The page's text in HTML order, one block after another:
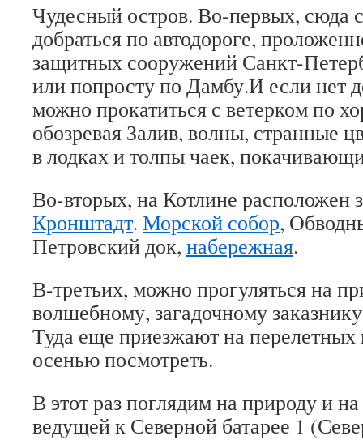
Чудесный остров. Во-первых, сюда
добраться по автодороге,
защитных сооружений Санкт-
или попросту по Дамбу.И если нет
можно прокатиться с ветерком по
обозревая Залив, волны, странные
в лодках и толпы чаек,
Во-вторых, на Котлине расположен
Кронштадт. Морской собор,
Петровский док, набережная.
В-третьих, можно прогуляться на
волшебному, загадочному
Туда еще приезжают на перелетных
осенью посмотреть.
В этот раз поглядим на природу и
ведущей к Северной батарее 1